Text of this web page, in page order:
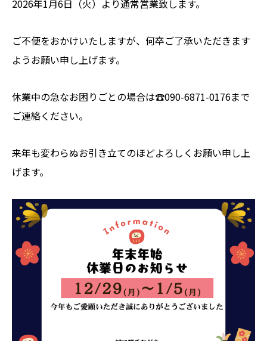
2026年1月6日（火）より通常営業致します。
ご不便をおかけいたしますが、何卒ご了承いただきます
ようお願い申し上げます。
休業中の急なお困りごとの場合は☎090-6871-0176まで
ご連絡ください。
来年も変わらぬお引き立てのほどよろしくお願い申し上
げます。